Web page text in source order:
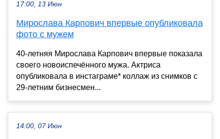
17:00, 13 Июн
Мирослава Карпович впервые опубликовала
фото с мужем
40-летняя Мирослава Карпович впервые показала
своего новоиспечённого мужа. Актриса
опубликовала в инстаграме* коллаж из снимков с
29-летним бизнесмен...
14:00, 07 Июн